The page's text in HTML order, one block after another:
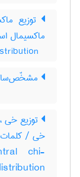
توزیع
ماکسیمال
توزیع خی
chi-